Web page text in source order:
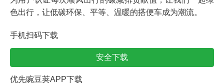
色出行，让低碳环保、平等、温暖的搭便车成为潮流。
手机扫码下载
安全下载
优先豌豆荚APP下载